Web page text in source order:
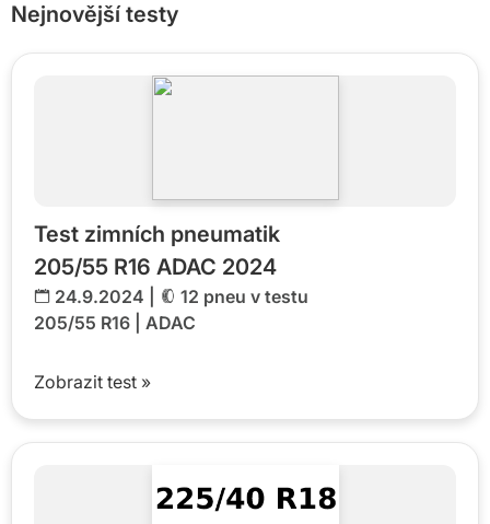
Nejnovější testy
Test zimních pneumatik
205/55 R16 ADAC 2024
24.9.2024 |
12 pneu v testu
205/55 R16
ADAC
Zobrazit test »